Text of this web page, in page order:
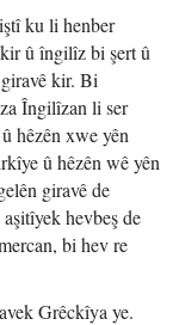
ku li henber
û îngilîz bi şert û
kir. Bi
Îngilîzan li ser
hêzên xwe yên
û hêzên wê yên
giravê de
hevbeş de
bi hev re
Grêckîya ye.